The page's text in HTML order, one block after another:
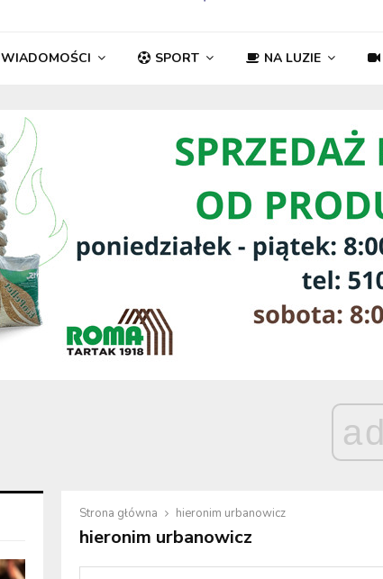
WIADOMOŚCI SPORT NA LUZIE
ad
Strona główna hieronim urbanowicz
hieronim urbanowicz